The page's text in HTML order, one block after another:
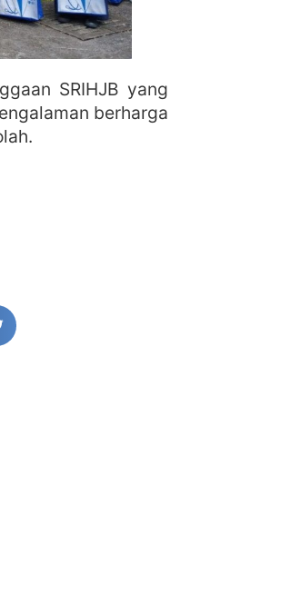
SRIHJB yang
berharga